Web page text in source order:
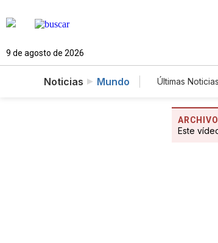
9 de agosto de 2026
Noticias Mundo Últimas Noticias
ARCHIVO
Este